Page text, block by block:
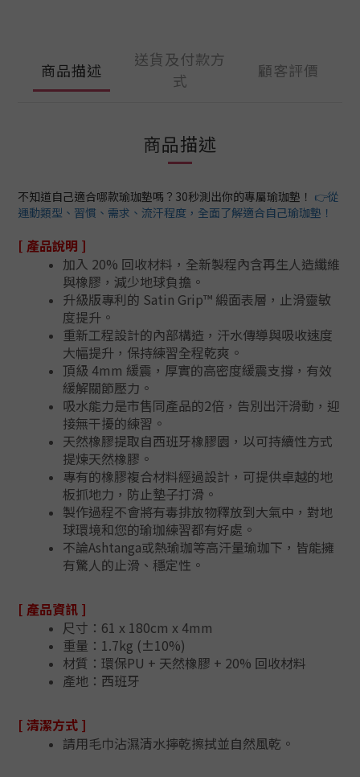
商品描述
送貨及付款方
式
顧客評價
商品描述
不知道自己適合哪款瑜珈墊嗎？30秒測出你的專屬瑜珈墊！ 👉從
運動類型、習慣、需求、流汗程度，全面了解適合自己瑜珈墊！
[ 產品說明 ]
加入 20% 回收材料，全新製程內含再生人造纖維
與橡膠，減少地球負擔。
升級版專利的 Satin Grip™ 緞面表層，止滑靈敏
度提升。
重新工程設計的內部構造，汗水傳導與吸收速度
大幅提升，保持練習全程乾爽。
頂級 4mm 緩震，厚實的高密度緩震支撐，有效
緩解關節壓力。
吸水能力是市售同產品的2倍，告別出汗滑動，迎
接無干擾的練習。
天然橡膠提取自西班牙橡膠園，以可持續性方式
提煉天然橡膠。
專有的橡膠複合材料經過設計，可提供卓越的地
板抓地力，防止墊子打滑。
製作過程不會將有毒排放物釋放到大氣中，對地
球環境和您的瑜珈練習都有好處。
不論Ashtanga或熱瑜珈等高汗量瑜珈下，皆能擁
有驚人的止滑、穩定性。
[ 產品資訊 ]
尺寸：61 x 180cm x 4mm
重量：1.7kg (±10%)
材質：環保PU + 天然橡膠 + 20% 回收材料
產地：西班牙
[ 清潔方式 ]
請用毛巾沾濕清水擰乾擦拭並自然風乾。